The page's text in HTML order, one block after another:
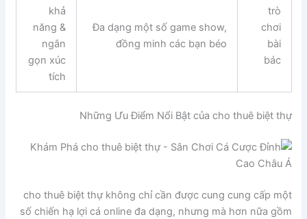
trò
chơi
bài
bác
Đa dạng một số game show,
đồng minh các bạn béo
khả
năng &
ngắn
gọn xúc
tích
Những Ưu Điểm Nổi Bật của cho thuê biệt thự
cho thuê biệt thự không chỉ cần được cung cung cấp một
số chiến hạ lợi cá online đa dạng, nhưng mà hơn nữa gồm